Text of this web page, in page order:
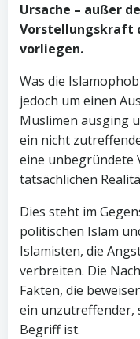
Ursache – außer
Vorstellungskraft
vorliegen.
Was die
jedoch um einen
Muslimen ausging
ein nicht
eine unbegründete
tatsächlichen
Dies steht im
politischen Islam
Islamisten, die
verbreiten. Die
Fakten, die
ein
Begriff ist.